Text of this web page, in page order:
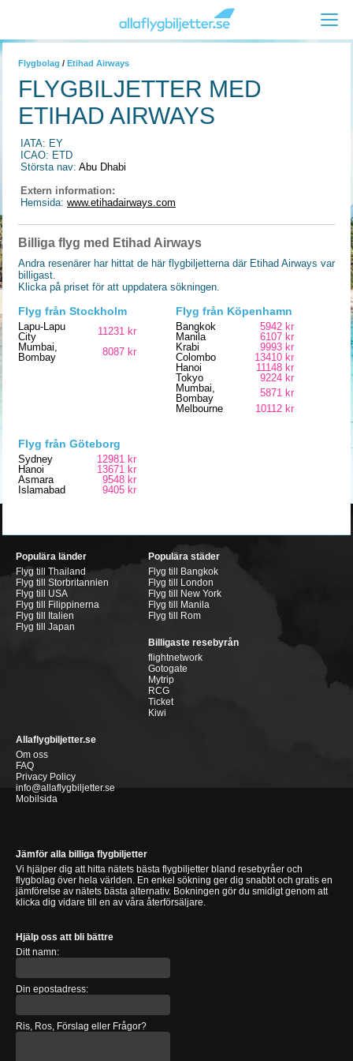
Flygbolag / Etihad Airways
FLYGBILJETTER MED
ETIHAD AIRWAYS
IATA: EY
ICAO: ETD
Största nav: Abu Dhabi
Extern information:
Hemsida: www.etihadairways.com
Billiga flyg med Etihad Airways
Andra resenärer har hittat de här flygbiljetterna där Etihad Airways var
billigast.
Klicka på priset för att uppdatera sökningen.
Flyg från Stockholm
Lapu-Lapu
City
11231 kr
Mumbai,
Bombay
8087 kr
Flyg från Köpenhamn
Bangkok
5942 kr
Manila
6107 kr
Krabi
9993 kr
Colombo
13410 kr
Hanoi
11148 kr
Tokyo
9224 kr
Mumbai,
Bombay
5871 kr
Melbourne
10112 kr
Flyg från Göteborg
Sydney
12981 kr
Hanoi
13671 kr
Asmara
9548 kr
Islamabad
9405 kr
Populära länder
Flyg till Thailand
Flyg till Storbritannien
Flyg till USA
Flyg till Filippinerna
Flyg till Italien
Flyg till Japan
Populära städer
Flyg till Bangkok
Flyg till London
Flyg till New York
Flyg till Manila
Flyg till Rom
Billigaste resebyrån
flightnetwork
Gotogate
Mytrip
RCG
Ticket
Kiwi
Allaflygbiljetter.se
Om oss
FAQ
Privacy Policy
info@allaflygbiljetter.se
Mobilsida
Jämför alla billiga flygbiljetter
Vi hjälper dig att hitta nätets bästa flygbiljetter bland resebyråer och
flygbolag över hela världen. En enkel sökning ger dig snabbt och gratis en
jämförelse av nätets bästa alternativ. Bokningen gör du smidigt genom att
klicka dig vidare till en av våra återförsäljare.
Hjälp oss att bli bättre
Ditt namn:
Din epostadress:
Ris, Ros, Förslag eller Frågor?